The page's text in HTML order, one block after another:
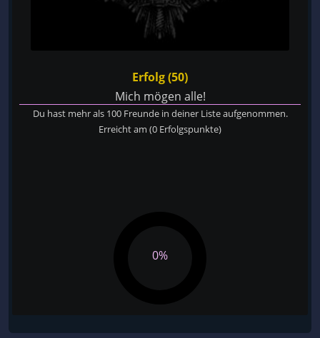
Erfolg (50)
Mich mögen alle!
Du hast mehr als 100 Freunde in deiner Liste aufgenommen.
Erreicht am (0 Erfolgspunkte)
0%